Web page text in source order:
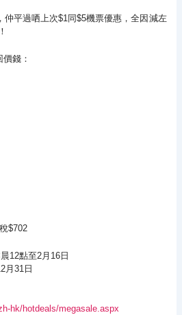
仲平過哂上次$1同$5機票優惠，全因減左
錢：
$702
12點至2月16日
月31日
hk/hotdeals/megasale.aspx